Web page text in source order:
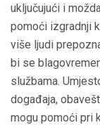
uključujući i
pomoći izgradnji
više ljudi
bi se
službama.
događaja,
mogu pomoći pri